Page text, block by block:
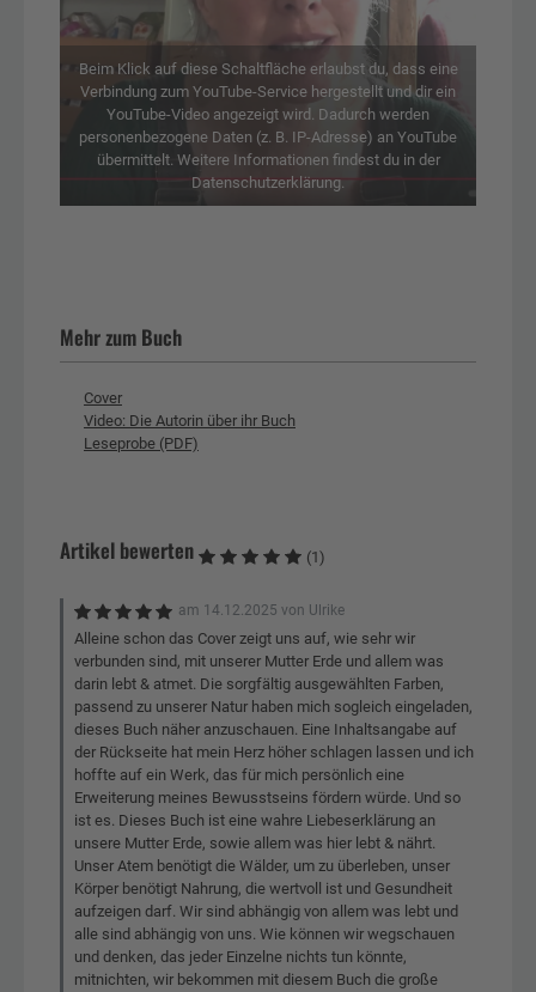
Beim Klick auf diese Schaltfläche erlaubst du, dass eine
Verbindung zum YouTube-Service hergestellt und dir ein
YouTube-Video angezeigt wird. Dadurch werden
personenbezogene Daten (z. B. IP-Adresse) an YouTube
übermittelt. Weitere Informationen findest du in der
Datenschutzerklärung.
Mehr zum Buch
Cover
Video: Die Autorin über ihr Buch
Leseprobe (PDF)
Artikel bewerten (1)
am 14.12.2025 von Ulrike
Alleine schon das Cover zeigt uns auf, wie sehr wir
verbunden sind, mit unserer Mutter Erde und allem was
darin lebt & atmet. Die sorgfältig ausgewählten Farben,
passend zu unserer Natur haben mich sogleich eingeladen,
dieses Buch näher anzuschauen. Eine Inhaltsangabe auf
der Rückseite hat mein Herz höher schlagen lassen und ich
hoffte auf ein Werk, das für mich persönlich eine
Erweiterung meines Bewusstseins fördern würde. Und so
ist es. Dieses Buch ist eine wahre Liebeserklärung an
unsere Mutter Erde, sowie allem was hier lebt & nährt.
Unser Atem benötigt die Wälder, um zu überleben, unser
Körper benötigt Nahrung, die wertvoll ist und Gesundheit
aufzeigen darf. Wir sind abhängig von allem was lebt und
alle sind abhängig von uns. Wie können wir wegschauen
und denken, das jeder Einzelne nichts tun könnte,
mitnichten, wir bekommen mit diesem Buch die große